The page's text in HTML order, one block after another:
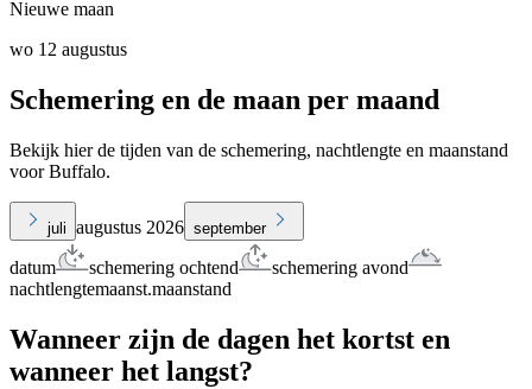
Nieuwe maan
wo 12 augustus
Schemering en de maan per maand
Bekijk hier de tijden van de schemering, nachtlengte en maanstand
voor Buffalo.
juli augustus 2026 september
datum schemering ochtend
schemering avond
nachtlengtemaanst.maanstand
Wanneer zijn de dagen het kortst en
wanneer het langst?